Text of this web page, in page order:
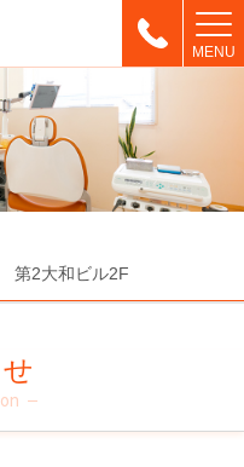
MENU
第2大和ビル2F